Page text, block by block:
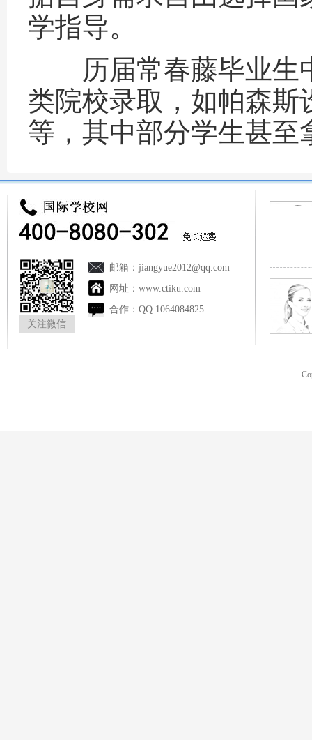
学指导。
历届常春藤毕业生
类院校录取，如帕森斯
等，其中部分学生甚至
关注微信
邮箱： jiangyue2012@qq.com
网址： www.ctiku.com
合作： QQ 1064084825